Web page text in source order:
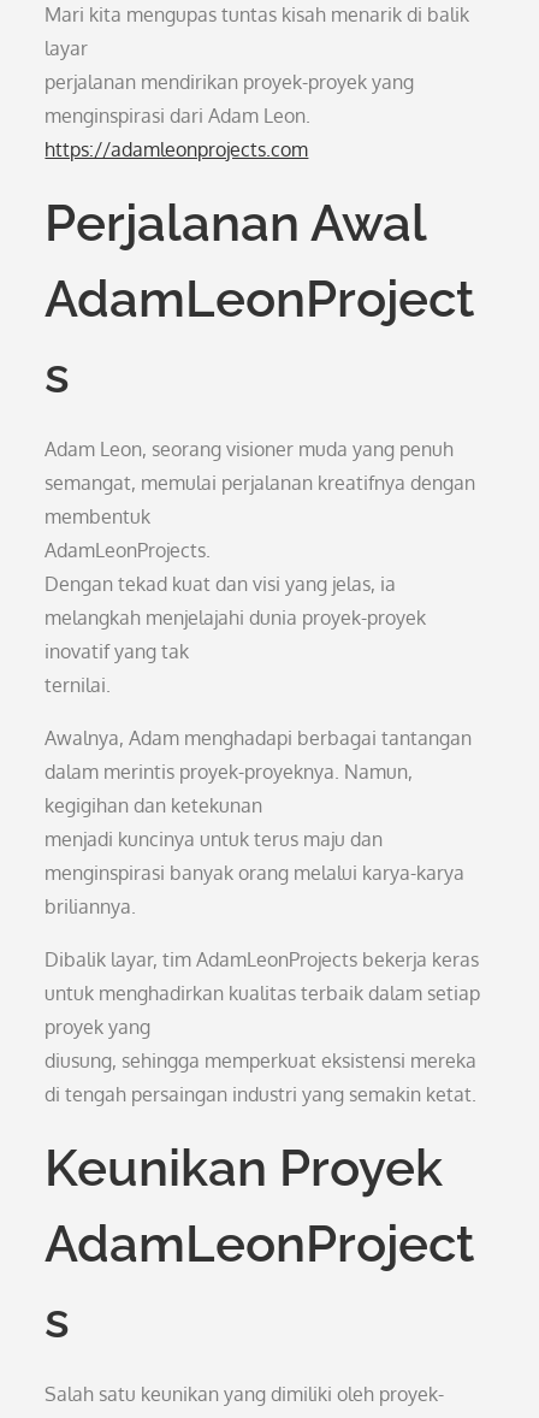
Mari kita mengupas tuntas kisah menarik di balik
layar
perjalanan mendirikan proyek-proyek yang
menginspirasi dari Adam Leon.
https://adamleonprojects.com
Perjalanan Awal
AdamLeonProject
s
Adam Leon, seorang visioner muda yang penuh
semangat, memulai perjalanan kreatifnya dengan
membentuk
AdamLeonProjects.
Dengan tekad kuat dan visi yang jelas, ia
melangkah menjelajahi dunia proyek-proyek
inovatif yang tak
ternilai.
Awalnya, Adam menghadapi berbagai tantangan
dalam merintis proyek-proyeknya. Namun,
kegigihan dan ketekunan
menjadi kuncinya untuk terus maju dan
menginspirasi banyak orang melalui karya-karya
briliannya.
Dibalik layar, tim AdamLeonProjects bekerja keras
untuk menghadirkan kualitas terbaik dalam setiap
proyek yang
diusung, sehingga memperkuat eksistensi mereka
di tengah persaingan industri yang semakin ketat.
Keunikan Proyek
AdamLeonProject
s
Salah satu keunikan yang dimiliki oleh proyek-